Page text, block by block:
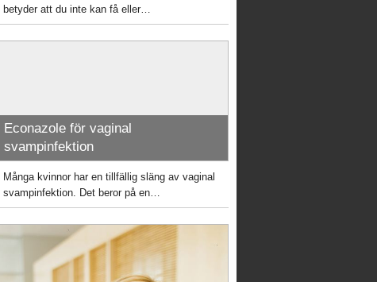
betyder att du inte kan få eller…
Econazole för vaginal
svampinfektion
Många kvinnor har en tillfällig släng av vaginal
svampinfektion. Det beror på en…